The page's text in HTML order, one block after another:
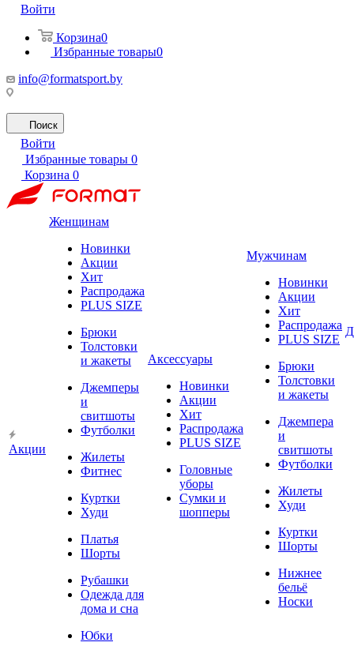
Войти
Корзина0
Избранные товары0
info@formatsport.by
Поиск
Войти
Избранные товары 0
Корзина 0
Акции
Женщинам
Новинки
Акции
Хит
Распродажа
PLUS SIZE
Брюки
Толстовки
и жакеты
Джемперы
и
свитшоты
Футболки
Жилеты
Фитнес
Куртки
Худи
Платья
Шорты
Рубашки
Одежда для
дома и сна
Юбки
Аксессуары
Новинки
Акции
Хит
Распродажа
PLUS SIZE
Головные
уборы
Сумки и
шопперы
Мужчинам
Новинки
Акции
Хит
Распродажа
PLUS SIZE
Брюки
Толстовки
и жакеты
Джемпера
и
свитшоты
Футболки
Жилеты
Худи
Куртки
Шорты
Нижнее
бельё
Носки